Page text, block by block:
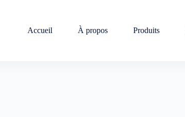
Accueil À propos Produits